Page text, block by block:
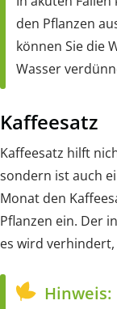
den Pflanzen
können Sie die
Wasser
Kaffeesatz
Kaffeesatz hilft
sondern ist auch
Monat den
Pflanzen ein. Der
es wird verhindert,
Hinweis: